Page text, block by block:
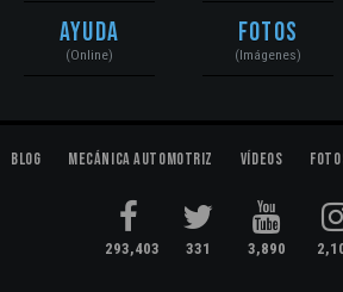
Ayuda
(Online)
Fotos
(Imágenes)
Blog Mecánica Automotriz Vídeos
293,403 331 3,890